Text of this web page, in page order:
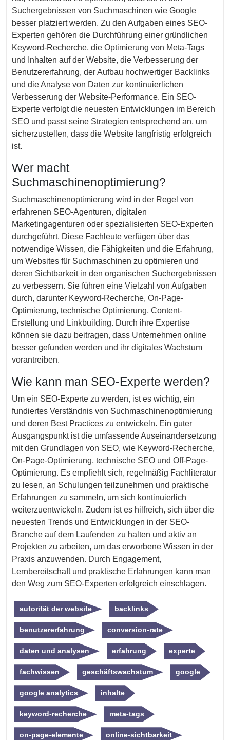
Suchergebnissen von Suchmaschinen wie Google
besser platziert werden. Zu den Aufgaben eines SEO-
Experten gehören die Durchführung einer gründlichen
Keyword-Recherche, die Optimierung von Meta-Tags
und Inhalten auf der Website, die Verbesserung der
Benutzererfahrung, der Aufbau hochwertiger Backlinks
und die Analyse von Daten zur kontinuierlichen
Verbesserung der Website-Performance. Ein SEO-
Experte verfolgt die neuesten Entwicklungen im Bereich
SEO und passt seine Strategien entsprechend an, um
sicherzustellen, dass die Website langfristig erfolgreich
ist.
Wer macht
Suchmaschinenoptimierung?
Suchmaschinenoptimierung wird in der Regel von
erfahrenen SEO-Agenturen, digitalen
Marketingagenturen oder spezialisierten SEO-Experten
durchgeführt. Diese Fachleute verfügen über das
notwendige Wissen, die Fähigkeiten und die Erfahrung,
um Websites für Suchmaschinen zu optimieren und
deren Sichtbarkeit in den organischen Suchergebnissen
zu verbessern. Sie führen eine Vielzahl von Aufgaben
durch, darunter Keyword-Recherche, On-Page-
Optimierung, technische Optimierung, Content-
Erstellung und Linkbuilding. Durch ihre Expertise
können sie dazu beitragen, dass Unternehmen online
besser gefunden werden und ihr digitales Wachstum
vorantreiben.
Wie kann man SEO-Experte werden?
Um ein SEO-Experte zu werden, ist es wichtig, ein
fundiertes Verständnis von Suchmaschinenoptimierung
und deren Best Practices zu entwickeln. Ein guter
Ausgangspunkt ist die umfassende Auseinandersetzung
mit den Grundlagen von SEO, wie Keyword-Recherche,
On-Page-Optimierung, technische SEO und Off-Page-
Optimierung. Es empfiehlt sich, regelmäßig Fachliteratur
zu lesen, an Schulungen teilzunehmen und praktische
Erfahrungen zu sammeln, um sich kontinuierlich
weiterzuentwickeln. Zudem ist es hilfreich, sich über die
neuesten Trends und Entwicklungen in der SEO-
Branche auf dem Laufenden zu halten und aktiv an
Projekten zu arbeiten, um das erworbene Wissen in der
Praxis anzuwenden. Durch Engagement,
Lernbereitschaft und praktische Erfahrungen kann man
den Weg zum SEO-Experten erfolgreich einschlagen.
autorität der website backlinks
benutzererfahrung conversion-rate
daten und analysen erfahrung experte
fachwissen geschäftswachstum google
google analytics inhalte
keyword-recherche meta-tags
on-page-elemente online-sichtbarkeit